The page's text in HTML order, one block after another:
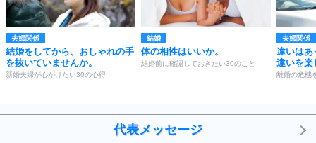
夫婦関係
結婚をしてから、おしゃれの手
を抜いていませんか。
新婚夫婦が心がけたい30の心得
結婚
体の相性はいいか。
結婚前に確認しておきたい30のこと
夫婦関係
違いはあ
違いを楽
離婚の危機
代表メッセージ